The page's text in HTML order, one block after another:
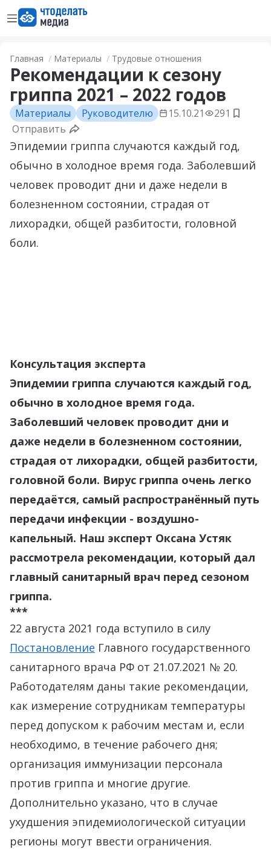
Открыть менюПерейти на главную страницу
Главная Материалы Трудовые отношения
Рекомендации к сезону
гриппа 2021 – 2022 годов
Материалы Руководителю 15.10.21 291
Отправить
Эпидемии гриппа случаются каждый год,
обычно в холодное время года. Заболевший
человек проводит дни и даже недели в
болезненном состоянии, страдая от
лихорадки, общей разбитости, головной
боли.
Консультация эксперта
Эпидемии гриппа случаются каждый год,
обычно в холодное время года.
Заболевший человек проводит дни и
даже недели в болезненном состоянии,
страдая от лихорадки, общей разбитости,
головной боли. Вирус гриппа очень легко
передаётся, самый распространённый путь
передачи инфекции - воздушно-
капельный. Наш эксперт Оксана Устяк
рассмотрела рекомендации, который дал
главный санитарный врач перед сезоном
гриппа.
***
22 августа 2021 года вступило в силу
Постановление Главного государственного
санитарного врача РФ от 21.07.2021 № 20.
Работодателям даны такие рекомендации,
как измерение сотрудникам температуры
перед допуском к рабочим местам и, если
необходимо, в течение рабочего дня;
организация иммунизации персонала
против гриппа и многие другие.
Дополнительно указано, что в случае
ухудшения эпидемиологической ситуации
регионы могут ввести ограничения.